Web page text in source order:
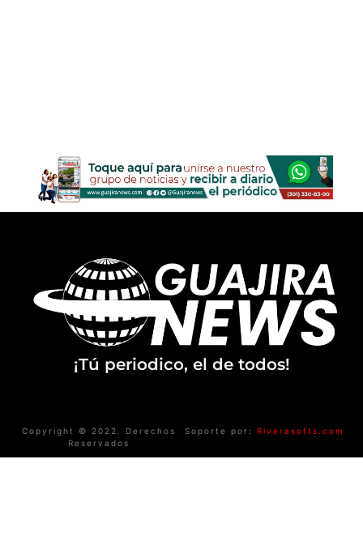
¡Tú periodico, el de todos!
Copyright © 2022. Derechos
Reservados
Soporte por: Riverasofts.com